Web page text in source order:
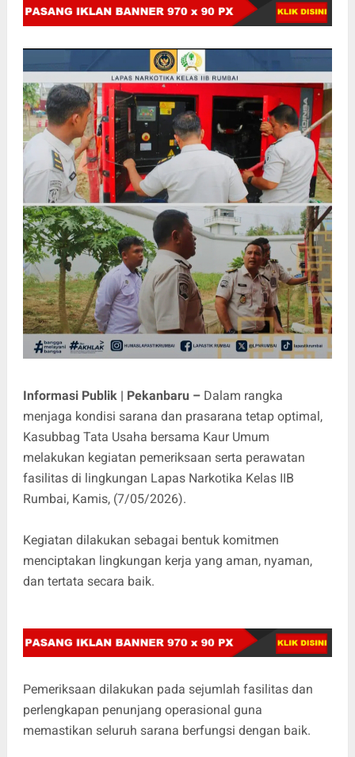
Informasi Publik | Pekanbaru – Dalam rangka
menjaga kondisi sarana dan prasarana tetap optimal,
Kasubbag Tata Usaha bersama Kaur Umum
melakukan kegiatan pemeriksaan serta perawatan
fasilitas di lingkungan Lapas Narkotika Kelas IIB
Rumbai, Kamis, (7/05/2026).
Kegiatan dilakukan sebagai bentuk komitmen
menciptakan lingkungan kerja yang aman, nyaman,
dan tertata secara baik.
Pemeriksaan dilakukan pada sejumlah fasilitas dan
perlengkapan penunjang operasional guna
memastikan seluruh sarana berfungsi dengan baik.